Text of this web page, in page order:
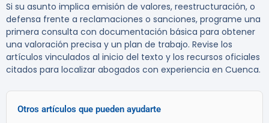
Si su asunto implica emisión de valores, reestructuración, o
defensa frente a reclamaciones o sanciones, programe una
primera consulta con documentación básica para obtener
una valoración precisa y un plan de trabajo. Revise los
artículos vinculados al inicio del texto y los recursos oficiales
citados para localizar abogados con experiencia en Cuenca.
Otros artículos que pueden ayudarte